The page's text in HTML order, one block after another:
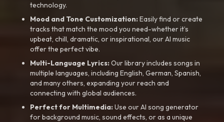
technology.
Mood and Tone Customization:Easily find or create
tracks that match the mood you need-whether it’s
upbeat, chill, dramatic, or inspirational, our AI music
offer the perfect vibe.
Multi-Language Lyrics:Our library includes songs in
multiple languages, including English, German, Spanish,
and many others, expanding your reach and
connecting with global audiences.
Perfect for Multimedia:Use our AI song generator
for background music, sound effects, or as a unique